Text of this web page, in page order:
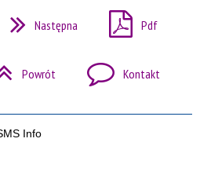
Następna Pdf
Powrót Kontakt